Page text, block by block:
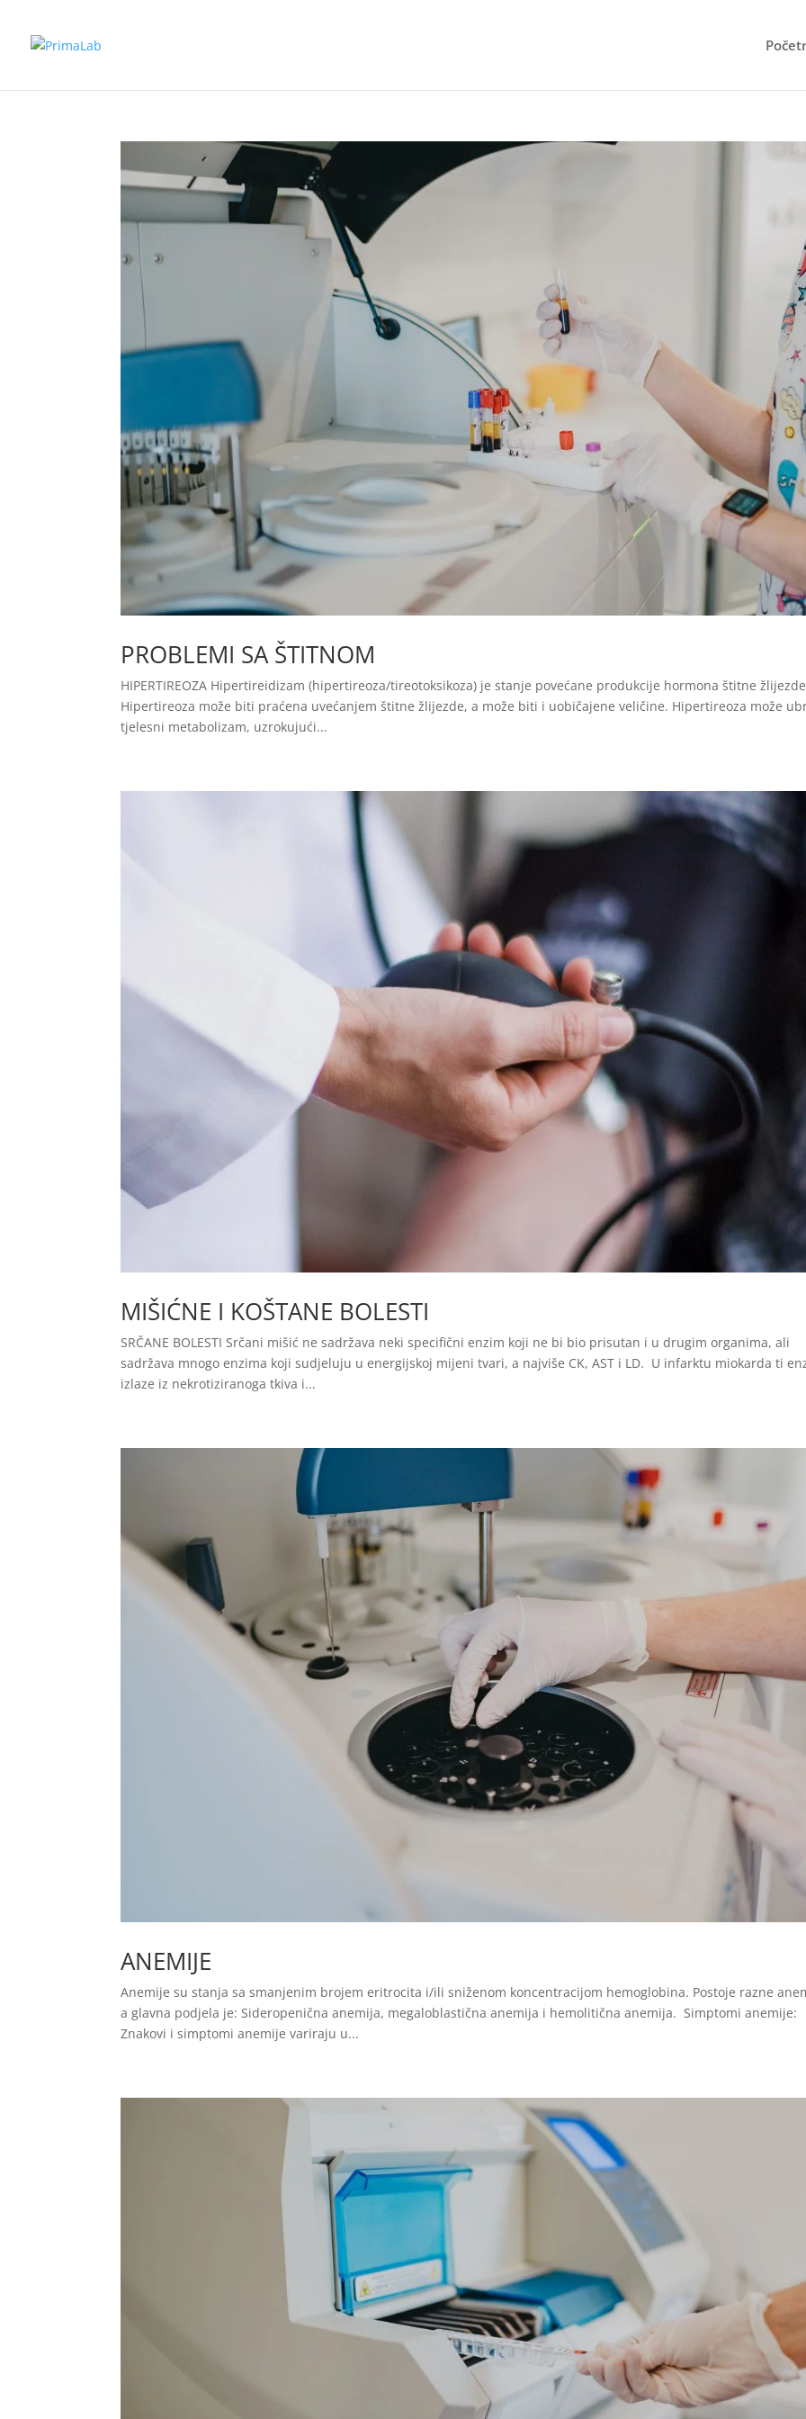
PROBLEMI SA ŠTITNOM
HIPERTIREOZA Hipertireidizam (hipertireoza/tireotoksikoza) je stanje povećane produkcije hormona štitne
Hipertireoza može biti praćena uvećanjem štitne žlijezde, a može biti i uobičajene veličine. Hipertireoza može
tjelesni metabolizam, uzrokujući...
MIŠIĆNE I KOŠTANE BOLESTI
SRČANE BOLESTI Srčani mišić ne sadržava neki specifični enzim koji ne bi bio prisutan i u drugim organima, ali
sadržava mnogo enzima koji sudjeluju u energijskoj mijeni tvari, a najviše CK, AST i LD. U infarktu miokarda ti
izlaze iz nekrotiziranoga tkiva i...
ANEMIJE
Anemije su stanja sa smanjenim brojem eritrocita i/ili sniženom koncentracijom hemoglobina. Postoje razne
a glavna podjela je: Sideropenična anemija, megaloblastična anemija i hemolitična anemija. Simptomi anemije:
Znakovi i simptomi anemije variraju u...